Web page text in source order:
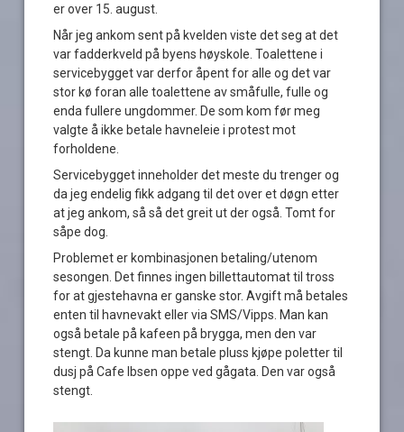
er over 15. august.
Når jeg ankom sent på kvelden viste det seg at det
var fadderkveld på byens høyskole. Toalettene i
servicebygget var derfor åpent for alle og det var
stor kø foran alle toalettene av småfulle, fulle og
enda fullere ungdommer. De som kom før meg
valgte å ikke betale havneleie i protest mot
forholdene.
Servicebygget inneholder det meste du trenger og
da jeg endelig fikk adgang til det over et døgn etter
at jeg ankom, så så det greit ut der også. Tomt for
såpe dog.
Problemet er kombinasjonen betaling/utenom
sesongen. Det finnes ingen billettautomat til tross
for at gjestehavna er ganske stor. Avgift må betales
enten til havnevakt eller via SMS/Vipps. Man kan
også betale på kafeen på brygga, men den var
stengt. Da kunne man betale pluss kjøpe poletter til
dusj på Cafe Ibsen oppe ved gågata. Den var også
stengt.